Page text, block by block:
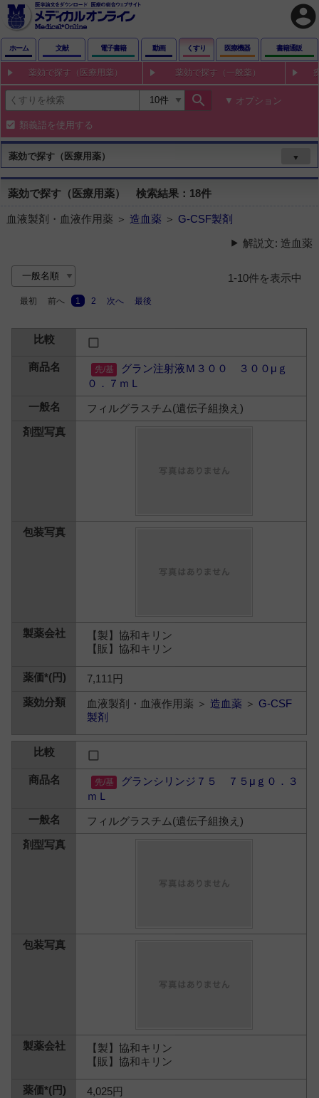
account_circle
ホーム 文献 電子書籍 動画 くすり 医療機器 書籍通販
薬効で探す（医療用薬） 薬効で探す（一般薬）
search オプション
類義語を使用する
薬効で探す（医療用薬） ▼
薬効で探す（医療用薬） 検索結果：18件
血液製剤・血液作用薬 ＞ 造血薬 ＞ G-CSF製剤
解説文: 造血薬
1-10件を表示中
最初 前へ 1 2 次へ 最後
グラン注射液Ｍ３００ ３００μｇ
０．７ｍＬ
フィルグラスチム(遺伝子組換え)
【製】協和キリン
【販】協和キリン
7,111円
血液製剤・血液作用薬 ＞造血薬 ＞ G-CSF
製剤
グランシリンジ７５ ７５μｇ０．３
ｍＬ
フィルグラスチム(遺伝子組換え)
【製】協和キリン
【販】協和キリン
4,025円